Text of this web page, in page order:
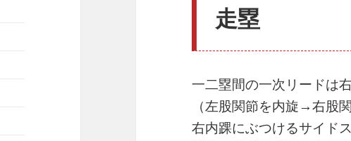
走塁
一二塁間の一次リードは
（左股関節を内旋→右股
右内踝にぶつけるサイド